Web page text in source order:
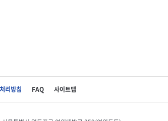
리방침 FAQ 사이트맵